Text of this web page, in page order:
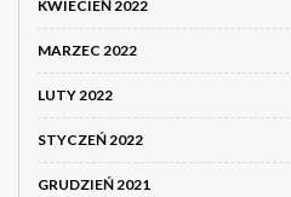
KWIECIEŃ 2022
MARZEC 2022
LUTY 2022
STYCZEŃ 2022
GRUDZIEŃ 2021